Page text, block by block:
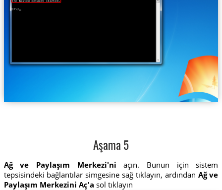
Aşama 5
Ağ ve Paylaşım Merkezi'ni açın. Bunun için sistem
tepsisindeki bağlantılar simgesine sağ tıklayın, ardından Ağ ve
Paylaşım Merkezini Aç'a sol tıklayın